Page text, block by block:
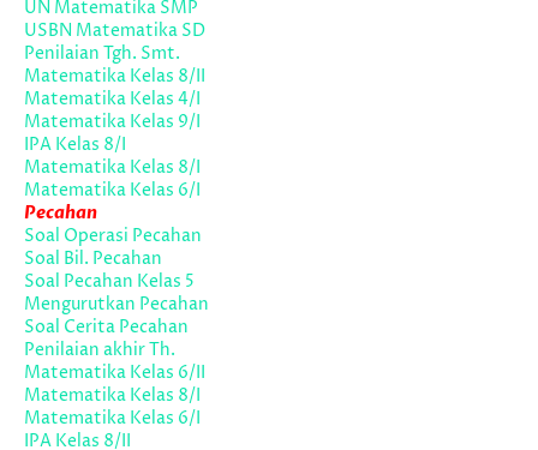
UN Matematika SMP
USBN Matematika SD
Penilaian Tgh. Smt.
Matematika Kelas 8/II
Matematika Kelas 4/I
Matematika Kelas 9/I
IPA Kelas 8/I
Matematika Kelas 8/I
Matematika Kelas 6/I
Pecahan
Soal Operasi Pecahan
Soal Bil. Pecahan
Soal Pecahan Kelas 5
Mengurutkan Pecahan
Soal Cerita Pecahan
Penilaian akhir Th.
Matematika Kelas 6/II
Matematika Kelas 8/I
Matematika Kelas 6/I
IPA Kelas 8/II